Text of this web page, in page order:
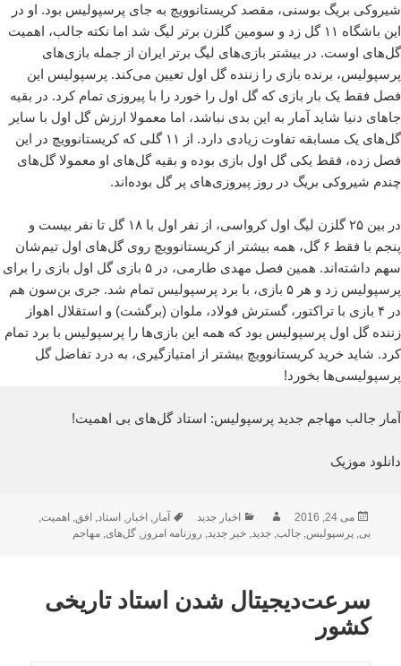
شیروکی بریگ بوسنی، مقصد کریستانوویچ به جای پرسپولیس بود. او در
این باشگاه ۱۱ گل زد و سومین گلزن برتر لیگ شد اما نکته جالب، اهمیت
گل‌های اوست. در بیشتر بازی‌های لیگ برتر ایران از جمله بازی‌های
پرسپولیس، برنده بازی را زننده گل اول تعیین می‌کند. پرسپولیس این
فصل فقط یک بار بازی که گل اول را خورد را با پیروزی تمام کرد. در بقیه
جاهای دنیا شاید آمار به این بدی نباشد، اما معمولا ارزش گل اول با سایر
گل‌های یک مسابقه تفاوت زیادی دارد. از ۱۱ گلی که کریستانوویچ در این
فصل زده، فقط یکی گل اول بازی بوده و بقیه گل‌های او معمولا گل‌های
چندم شیروکی بریگ در روز پیروزی‌های پر گل بوده‌اند.
در بین ۲۵ گلزن لیگ اول کرواسی، از نفر اول با ۱۸ گل تا نفر بیست و
پنجم با فقط ۶ گل، همه بیشتر از کریستانوویچ روی گل‌های اول تیم‌شان
سهم داشته‌اند. همین فصل مهدی طارمی، در ۵ بازی گل اول بازی را برای
پرسپولیس زد و هر ۵ بازی، با برد پرسپولیس تمام شد. جری بن‌سون هم
در ۴ بازی با تراکتور، گسترش فولاد، ملوان (برگشت) و استقلال اهواز
زننده گل اول پرسپولیس بود که همه این بازی‌ها را پرسپولیس با برد تمام
کرد. شاید خرید کریستانوویچ بیشتر از امتیازگیری، به درد تفاضل گل
پرسپولیسی‌ها بخورد!
آمار جالب مهاجم جدید پرسپولیس: استاد گل‌های بی اهمیت!
دانلود موزیک
ارسال
شده
می 24, 2016 نویسندهدسته‌ها
اخبار جدید برچسب‌ها
آمار, اخبار, استاد, افق, اهمیت,
بی,پرسپولیس,جالب,جدید,خبر جدید, روزنامه امروز,گل‌های,مهاجم
سرعت‌دیجیتال شدن استاد تاریخی
کشور